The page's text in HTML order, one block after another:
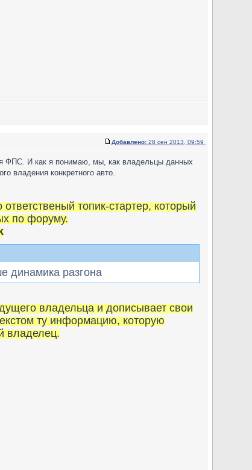
Добавлено: 28 сен 2013, 09:59
ФПС. И как я понимаю, мы, как владельцы данных
владения конкретного авто.
топик-стартер, который
по форуму.
динамика разгона
владельца и дописывает свои
ту информацию, которую
владелец.